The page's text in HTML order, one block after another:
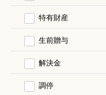
特有財産
生前贈与
解決金
調停